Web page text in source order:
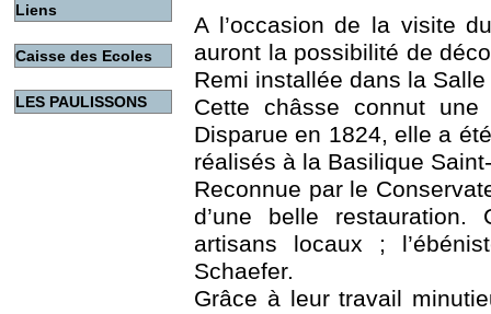
Liens
Caisse des Ecoles
LES PAULISSONS
A l’occasion de la visite
auront la possibilité de
Remi installée dans la
Cette châsse connut
Disparue en 1824, elle a
réalisés à la Basilique
Reconnue par le
d’une belle
artisans locaux ;
Schaefer.
Grâce à leur travail